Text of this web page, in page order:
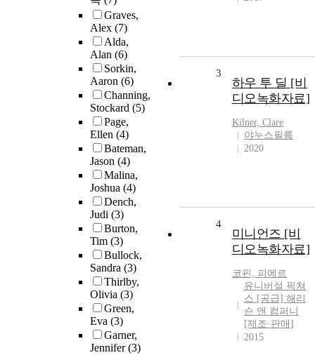
Graves,
Alex (7)
Alda,
Alan (6)
Sorkin,
Aaron (6)
Channing,
Stockard (5)
Page,
Ellen (4)
Bateman,
Jason (4)
Malina,
Joshua (4)
Dench,
Judi (3)
Burton,
Tim (3)
Bullock,
Sandra (3)
Thirlby,
Olivia (3)
Green,
Eva (3)
Garner,
Jennifer(3)
3
하우 투 딜 [비
디오녹화자료]
Kilner, Clare
야누스필름
2020
4
미니언즈 [비
디오녹화자료]
코핀, 피에르
유니버설 픽쳐
스 [공급] 해리
슨 앤 컴퍼니
[제조·판매]
2015